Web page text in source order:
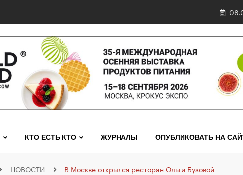
КТО ЕСТЬ КТО ЖУРНАЛЫ ОПУБЛИКОВАТЬ НА
НОВОСТИ В Москве открылся ресторан Ольги Бузовой